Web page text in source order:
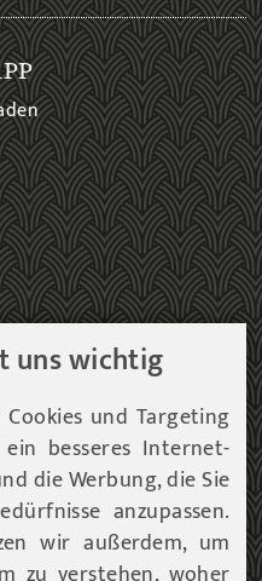
uns wichtig
und Targeting
besseres Internet-
die Werbung, die Sie
anzupassen.
wir außerdem, um
in periodischen
um die Gemeinde